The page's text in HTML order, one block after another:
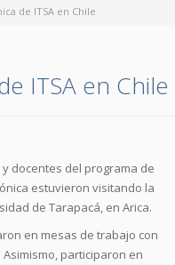
de ITSA en Chile
ITSA en Chile
docentes del programa de
estuvieron visitando la
de Tarapacá, en Arica.
en mesas de trabajo con
participaron en